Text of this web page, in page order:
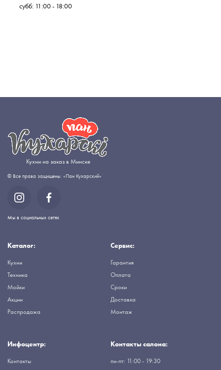
субб: 11:00 - 18:00
Кухни на заказ в Минске
© Все права защищены. «Пан Кухарский»
Мы в социальных сетях
Каталог:
Кухни
Техника
Мойки
Акции
Распродажа
Сервис:
Гарантия
Оплата
Сроки
Доставка
Монтаж
Инфоцентр:
Контакты
Контакты салона:
пн-пт: 11:00 - 19:30